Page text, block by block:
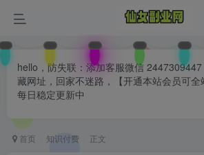
hello，防失联：添加客服微信
藏网址，回家不迷路，【开通本站会员可全
每日稳定更新中
首页 知识付费 正文